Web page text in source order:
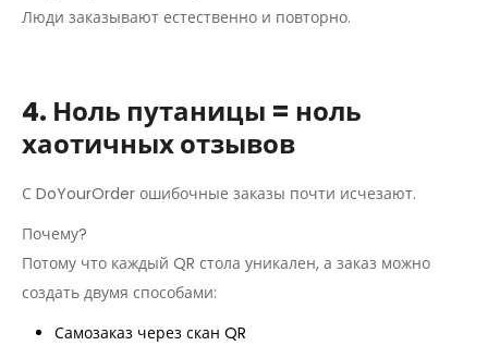
Люди заказывают естественно и повторно.
4. Ноль путаницы = ноль
хаотичных отзывов
С DoYourOrder ошибочные заказы почти исчезают.
Почему?
Потому что каждый QR стола уникален, а заказ можно
создать двумя способами:
Самозаказ через скан QR